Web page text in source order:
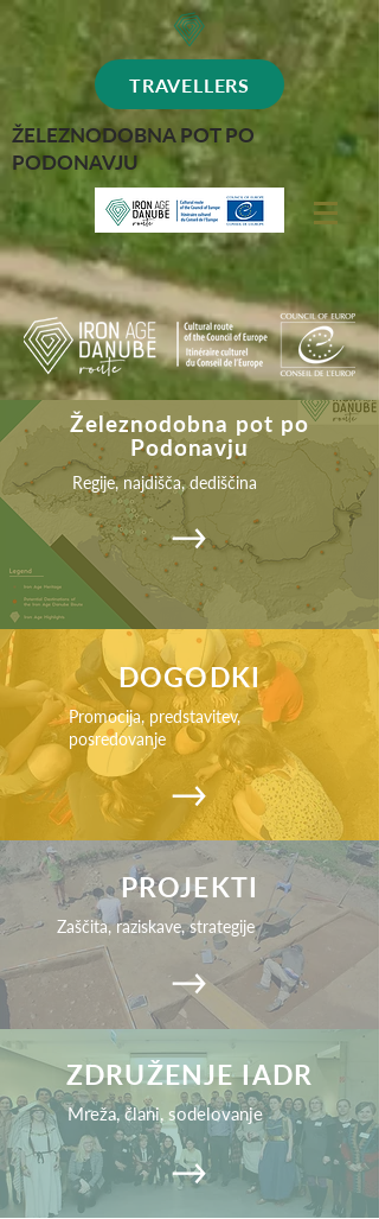
TRAVELLERS
ŽELEZNODOBNA POT PO
PODONAVJU
Železnodobna pot po
Podonavju
Regije, najdišča, dediščina
DOGODKI
Promocija, predstavitev,
posredovanje
PROJEKTI
Zaščita, raziskave, strategije
ZDRUŽENJE IADR
Mreža, člani, sodelovanje